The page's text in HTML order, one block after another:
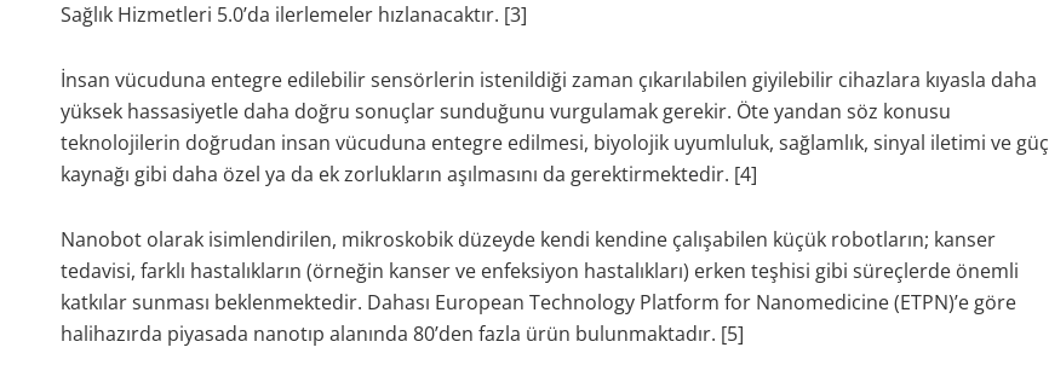
Sağlık Hizmetleri 5.0’da ilerlemeler hızlanacaktır. [3]
İnsan vücuduna entegre edilebilir sensörlerin istenildiği zaman çıkarılabilen giyilebilir cihazlara kıyasla daha
yüksek hassasiyetle daha doğru sonuçlar sunduğunu vurgulamak gerekir. Öte yandan söz konusu
teknolojilerin doğrudan insan vücuduna entegre edilmesi, biyolojik uyumluluk, sağlamlık, sinyal iletimi ve güç
kaynağı gibi daha özel ya da ek zorlukların aşılmasını da gerektirmektedir. [4]
Nanobot olarak isimlendirilen, mikroskobik düzeyde kendi kendine çalışabilen küçük robotların; kanser
tedavisi, farklı hastalıkların (örneğin kanser ve enfeksiyon hastalıkları) erken teşhisi gibi süreçlerde önemli
katkılar sunması beklenmektedir. Dahası European Technology Platform for Nanomedicine (ETPN)’e göre
halihazırda piyasada nanotıp alanında 80’den fazla ürün bulunmaktadır. [5]